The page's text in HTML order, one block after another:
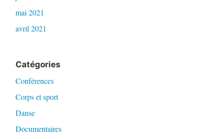
mai 2021
avril 2021
Catégories
Conférences
Corps et sport
Danse
Documentaires